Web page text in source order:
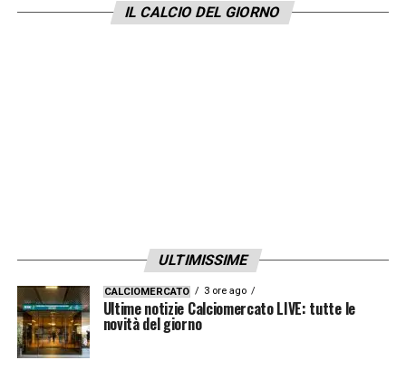
IL CALCIO DEL GIORNO
ULTIMISSIME
CALCIOMERCATO 3 ore ago
Ultime notizie Calciomercato LIVE: tutte le
novità del giorno